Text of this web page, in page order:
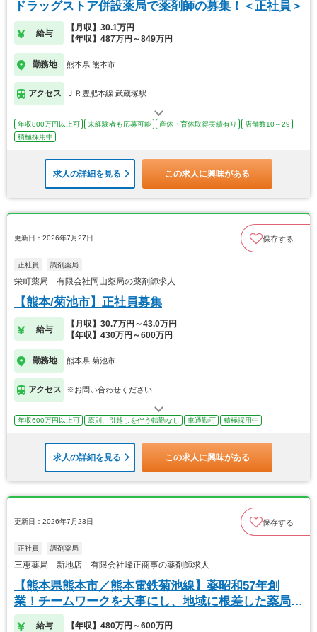
ドラッグストア併設薬局で薬剤師の募集！＜正社員＞
給与
【月収】30.1万円
【年収】487万円～849万円
勤務地 熊本県 熊本市
アクセス ＪＲ豊肥本線 武蔵塚駅
年収800万円以上可 未経験者も応募可能 産休・育休取得実績有り
店舗数10～29
積極採用中
求人の詳細を見る この求人に興味がある
更新日：2026年7月27日 保存する
正社員 調剤薬局
栄町薬局 有限会社岡山薬局の薬剤師求人
【熊本/菊池市】正社員募集
給与
【月収】30.7万円～43.0万円
【年収】430万円～600万円
勤務地 熊本県 菊池市
アクセス ※お問い合わせください
年収600万円以上可 原則、引越しを伴う転勤なし 車通勤可 積極採用中
求人の詳細を見る この求人に興味がある
更新日：2026年7月23日 保存する
正社員 調剤薬局
三恵薬局 新地店 有限会社峰正商事の薬剤師求人
【熊本県熊本市／熊本電鉄菊池線】薬昭和57年創
業！チームワークを大事にし、地域に根差した薬局で
す。
給与 【年収】480万円～600万円